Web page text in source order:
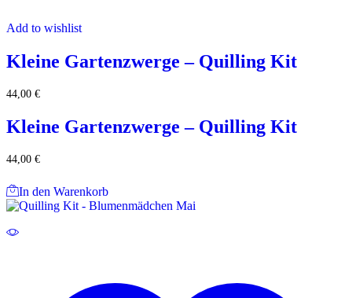
Add to wishlist
Kleine Gartenzwerge – Quilling Kit
44,00 €
Kleine Gartenzwerge – Quilling Kit
44,00 €
In den Warenkorb